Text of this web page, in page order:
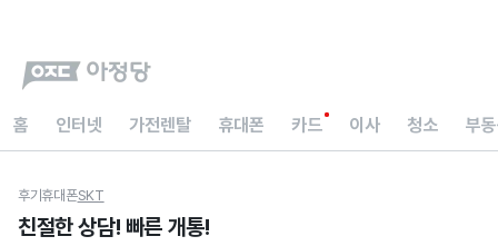
홈 인터넷 가전렌탈 휴대폰 카드 이사 청소 부
후기휴대폰SKT
친절한 상담! 빠른 개통!